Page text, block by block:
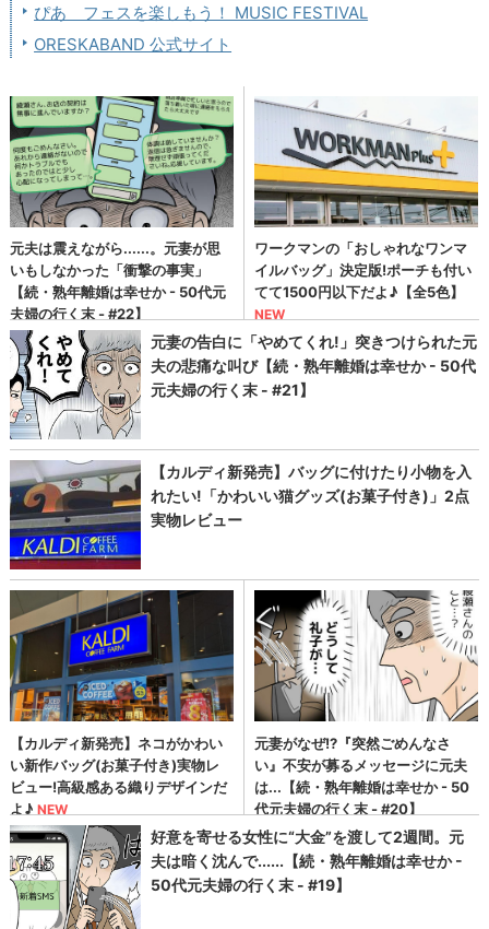
ぴあ フェスを楽しもう！ MUSIC FESTIVAL
ORESKABAND 公式サイト